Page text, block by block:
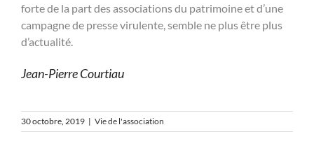
forte de la part des associations du patrimoine et d’une
campagne de presse virulente, semble ne plus être plus
d’actualité.
Jean-Pierre Courtiau
30 octobre, 2019 | Vie de l'association